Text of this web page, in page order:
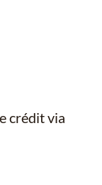
crédit via